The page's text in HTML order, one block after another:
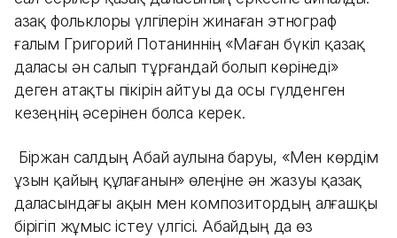
Қазақ фольклоры үлгілерін жинаған этнограф
ғалым Григорий Потаниннің «Маған бүкіл қазақ
даласы ән салып тұрғандай болып көрінеді»
деген атақты пікірін айтуы да осы гүлденген
кезеңнің әсерінен болса керек.
Біржан салдың Абай аулына баруы, «Мен көрдім
ұзын қайың құлағанын» өлеңіне ән жазуы қазақ
даласындағы ақын мен композитордың алғашқы
бірігіп жұмыс істеу үлгісі. Абайдың да өз